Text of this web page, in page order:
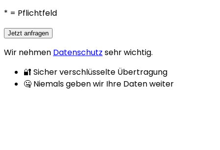
* = Pflichtfeld
Jetzt anfragen
Wir nehmen Datenschutz sehr wichtig.
🔐 Sicher verschlüsselte Übertragung
🤐 Niemals geben wir Ihre Daten weiter